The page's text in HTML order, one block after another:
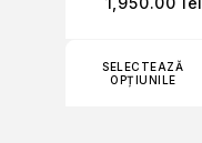
SELECTEAZĂ
OPȚIUNILE